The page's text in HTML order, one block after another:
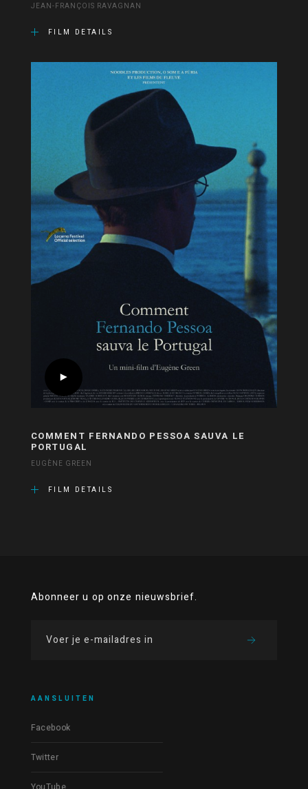
JEAN-FRANÇOIS RAVAGNAN
FILM DETAILS
COMMENT FERNANDO PESSOA SAUVA LE
PORTUGAL
EUGÈNE GREEN
FILM DETAILS
Abonneer u op onze nieuwsbrief.
AANSLUITEN
Facebook
Twitter